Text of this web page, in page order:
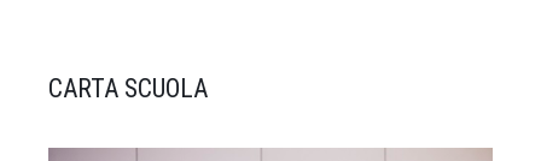
CARTA SCUOLA